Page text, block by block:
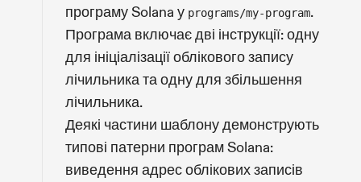
програму Solana у programs/my-program.
Програма включає дві інструкції: одну
для ініціалізації облікового запису
лічильника та одну для збільшення
лічильника.
Деякі частини шаблону демонструють
типові патерни програм Solana:
виведення адрес облікових записів